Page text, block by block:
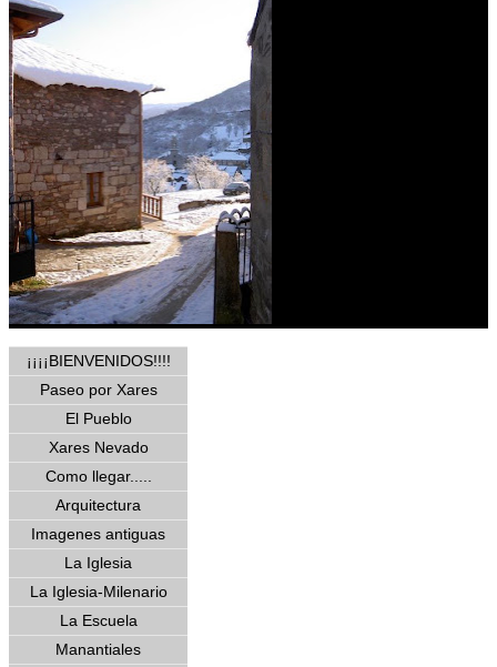
¡¡¡¡BIENVENIDOS!!!!
Paseo por Xares
El Pueblo
Xares Nevado
Como llegar.....
Arquitectura
Imagenes antiguas
La Iglesia
La Iglesia-Milenario
La Escuela
Manantiales